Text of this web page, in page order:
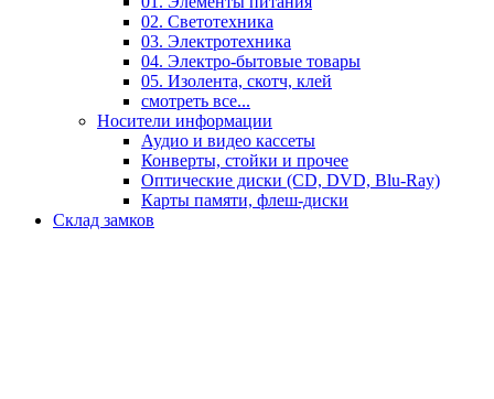
02. Светотехника
03. Электротехника
04. Электро-бытовые товары
05. Изолента, скотч, клей
смотреть все...
Носители информации
Аудио и видео кассеты
Конверты, стойки и прочее
Оптические диски (CD, DVD, Blu-Ray)
Карты памяти, флеш-диски
Склад замков